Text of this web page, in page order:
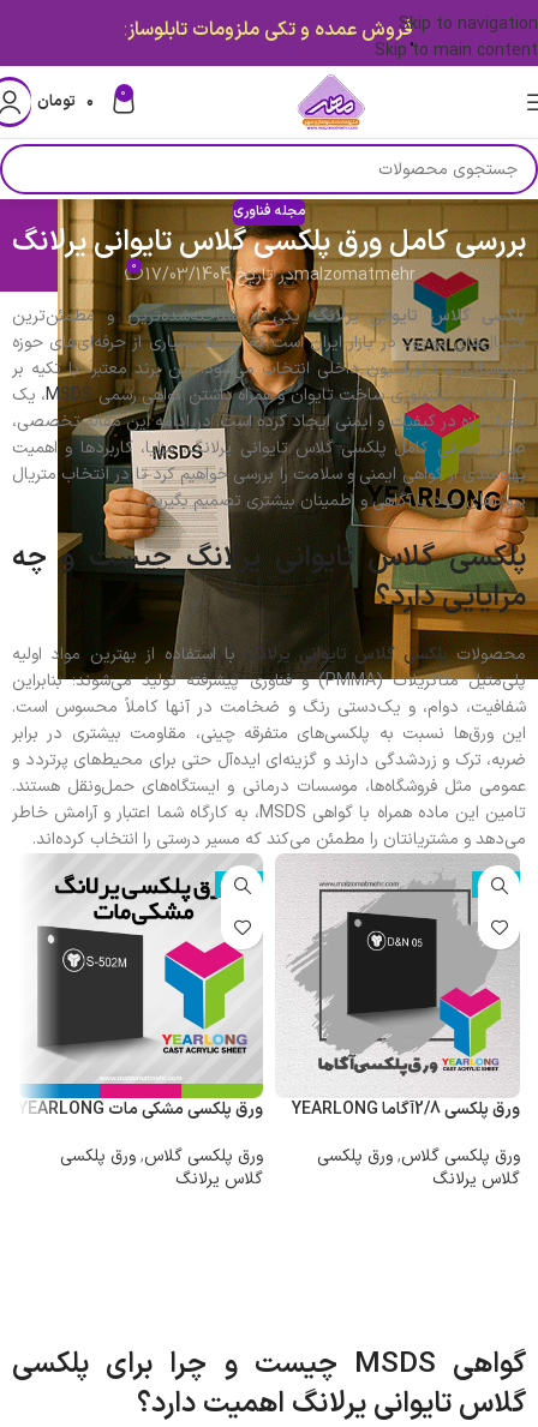
Skip to navigation
Skip to main content
0 ۰ تومان
مجله فناوری
بررسی کامل ورق پلکسی گلاس تایوانی یرلانگ
malzomatmehrدر تاریخ 17/03/1404 0
پلکسی گلاس تایوانی یرلانگیکی از شناخته‌شده‌ترین و مطمئن‌ترین
متریال‌های موجود در بازار ایران است که توسط بسیاری از حرفه‌ای‌های حوزه
تابلوسازی و دکوراسیون داخلی انتخاب می‌شود. این برند معتبر، با تکیه بر
جدیدترین تکنولوژی ساخت تایوان و همراه داشتن گواهی رسمیMSDS، یک
معیار تازه در کیفیت و ایمنی ایجاد کرده است. در ادامه این مقاله تخصصی،
ضمن معرفی کامل پلکسی گلاس تایوانی یرلانگ، مزایا، کاربردها و اهمیت
بهره‌مندی از گواهی ایمنی و سلامت را بررسی خواهیم کرد تا در انتخاب متریال
پروژه‌های خود با آگاهی و اطمینان بیشتری تصمیم بگیرید.
پلکسی گلاس تایوانی یرلانگ چیست و چه
مزایایی دارد؟
محصولاتپلکسی گلاس تایوانی یرلانگ
با استفاده از بهترین مواد اولیه
پلی‌متیل متاکریلات (PMMA) و فناوری پیشرفته تولید می‌شوند؛ بنابراین
شفافیت، دوام، و یک‌دستی رنگ و ضخامت در آنها کاملاً محسوس است.
این ورق‌ها نسبت به پلکسی‌های متفرقه چینی، مقاومت بیشتری در برابر
ضربه، ترک و زردشدگی دارند و گزینه‌ای ایده‌آل حتی برای محیط‌های پرتردد و
عمومی مثل فروشگاه‌ها، موسسات درمانی و ایستگاه‌های حمل‌ونقل هستند.
تامین این ماده همراه با گواهی MSDS، به کارگاه شما اعتبار و آرامش خاطر
می‌دهد و مشتریانتان را مطمئن می‌کند که مسیر درستی را انتخاب کرده‌اند.
ناموجود
ورق پلکسی 2/8آگاما YEARLONG
ورق پلکسی گلاس,ورق پلکسی
گلاس یرلانگ
ناموجود
ورق پلکسی مشکی مات YEARLONG
ورق پلکسی گلاس,ورق پلکسی
گلاس یرلانگ
گواهی MSDS چیست و چرا برای پلکسی
گلاس تایوانی یرلانگ اهمیت دارد؟
قیمت ها بروز میباشد.